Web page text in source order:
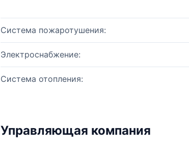
Система пожаротушения:
Электроснабжение:
Система отопления:
Управляющая компания